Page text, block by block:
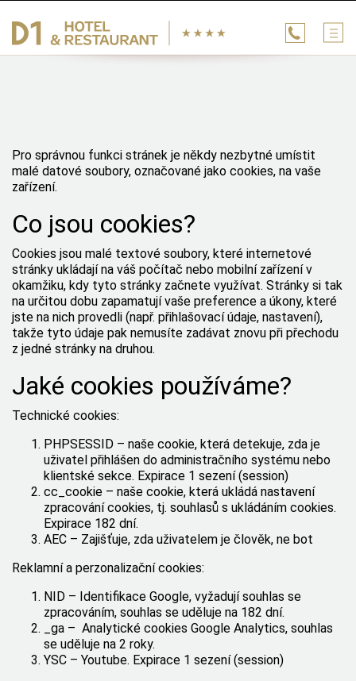
Pro správnou funkci stránek je někdy nezbytné umístit
malé datové soubory, označované jako cookies, na vaše
zařízení.
Co jsou cookies?
Cookies jsou malé textové soubory, které internetové
stránky ukládají na váš počítač nebo mobilní zařízení v
okamžiku, kdy tyto stránky začnete využívat. Stránky si tak
na určitou dobu zapamatují vaše preference a úkony, které
jste na nich provedli (např. přihlašovací údaje, nastavení),
takže tyto údaje pak nemusíte zadávat znovu při přechodu
z jedné stránky na druhou.
Jaké cookies používáme?
Technické cookies:
PHPSESSID – naše cookie, která detekuje, zda je
uživatel přihlášen do administračního systému nebo
klientské sekce. Expirace 1 sezení (session)
cc_cookie – naše cookie, která ukládá nastavení
zpracování cookies, tj. souhlasů s ukládáním cookies.
Expirace 182 dní.
AEC – Zajišťuje, zda uživatelem je člověk, ne bot
Reklamní a perzonalizační cookies:
NID – Identifikace Google, vyžadují souhlas se
zpracováním, souhlas se uděluje na 182 dní.
_ga – Analytické cookies Google Analytics, souhlas
se uděluje na 2 roky.
YSC – Youtube. Expirace 1 sezení (session)